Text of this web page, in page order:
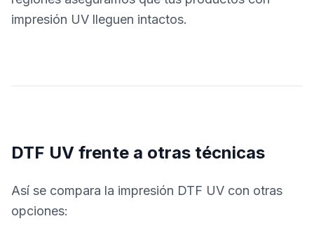
impresión UV lleguen intactos.
DTF UV frente a otras técnicas
Así se compara la impresión DTF UV con otras
opciones: